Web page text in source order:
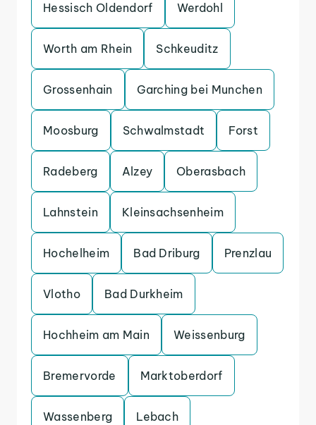
Hessisch Oldendorf Werdohl
Worth am Rhein Schkeuditz
Grossenhain Garching bei Munchen
Moosburg Schwalmstadt Forst
Radeberg Alzey Oberasbach
Lahnstein Kleinsachsenheim
Hochelheim Bad Driburg Prenzlau
Vlotho Bad Durkheim
Hochheim am Main Weissenburg
Bremervorde Marktoberdorf
Wassenberg Lebach